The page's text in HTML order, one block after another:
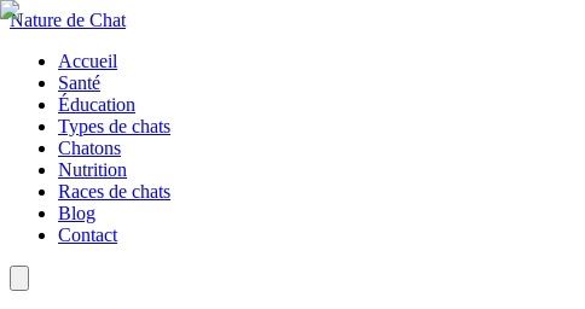
Nature de Chat
Accueil
Santé
Éducation
Types de chats
Chatons
Nutrition
Races de chats
Blog
Contact